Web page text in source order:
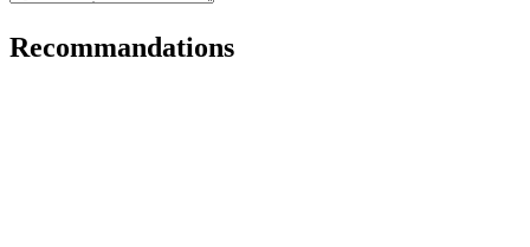
Recommandations